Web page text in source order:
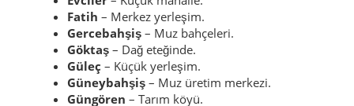
Fatih – Merkez yerleşim.
Gercebahşiş – Muz bahçeleri.
Göktaş – Dağ eteğinde.
Güleç – Küçük yerleşim.
Güneybahşiş – Muz üretim merkezi.
Güngören – Tarım köyü.